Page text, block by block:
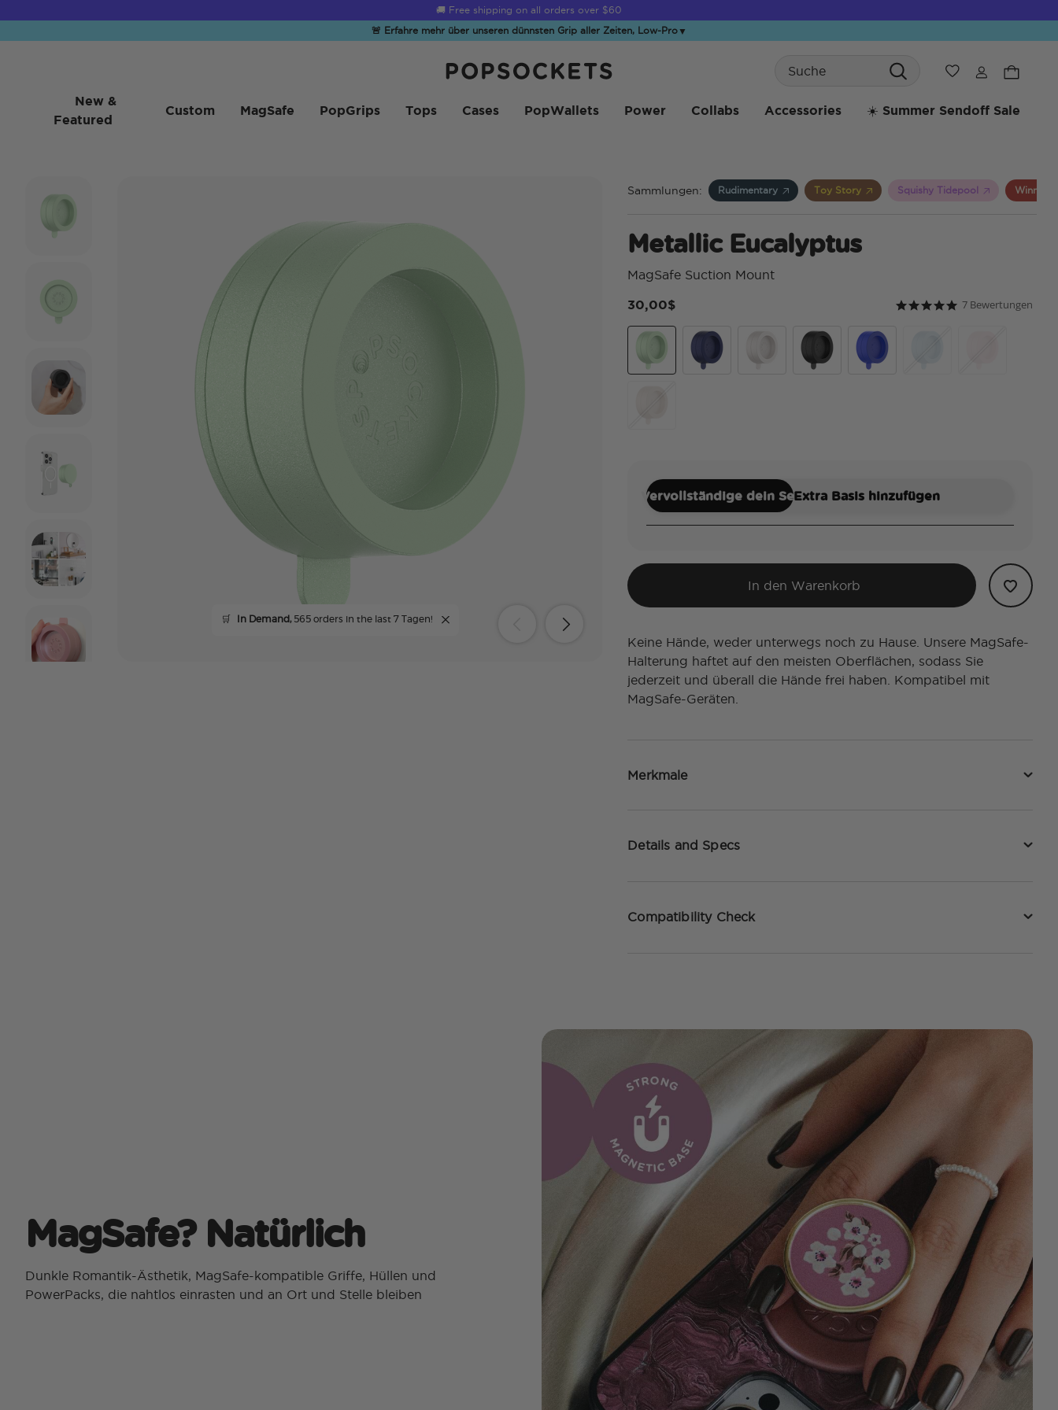
Summer Sendoff Sale is on 🚨 Up to 60% off
🚨 Erfahre mehr über unseren dünnsten Grip aller Zeiten, Low-Pro▼
Wunschliste
New &
Featured
Custom MagSafe PopGrips Tops Cases PopWallets Power Collabs Accessories ☀️ Summer Sendoff Sale
🛒 In Demand,565 orders in the last 7 Tagen!
Sammlungen: Rudimentary Toy Story Squishy Tidepool Winnie
Metallic Eucalyptus
MagSafe Suction Mount
30,00$ 4,8 von 5
4.9 star rating7 Bewertungen
Vervollständige dein SetExtra Basis hinzufügen
In den Warenkorb
Keine Hände, weder unterwegs noch zu Hause. Unsere MagSafe-
Halterung haftet auf den meisten Oberflächen, sodass Sie
jederzeit und überall die Hände frei haben. Kompatibel mit
MagSafe-Geräten.
Merkmale
Details and Specs
Compatibility Check
MagSafe? Natürlich​
Dunkle Romantik-Ästhetik, MagSafe-kompatible Griffe, Hüllen und
PowerPacks, die nahtlos einrasten und an Ort und Stelle bleiben​